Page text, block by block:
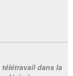
télétravail dans la